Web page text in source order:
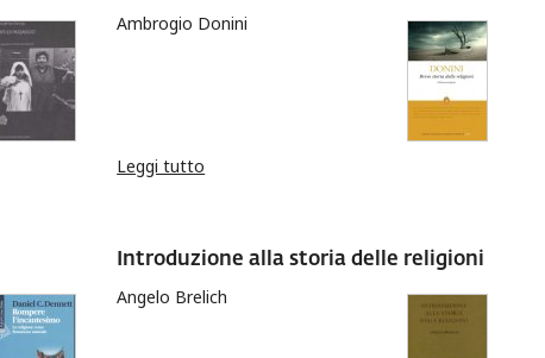
Ambrogio Donini
Leggi tutto
Introduzione alla storia delle religioni
Angelo Brelich